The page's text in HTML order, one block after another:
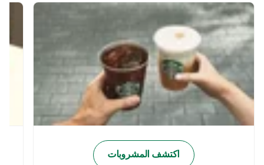
اكتشف المشروبات